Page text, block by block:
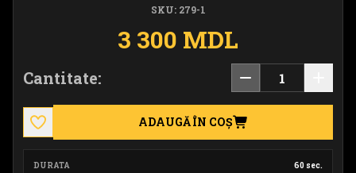
SKU: 279-1
3 300 MDL
Cantitate:
ADAUGĂ ÎN COȘ
DURATA 60 sec.